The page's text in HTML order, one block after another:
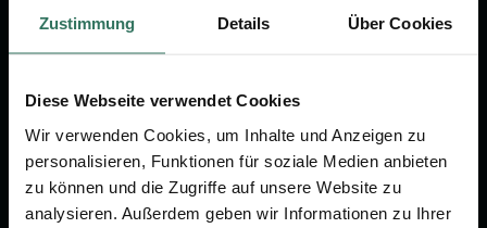
Zustimmung Details Über Cookies
Diese Webseite verwendet Cookies
Wir verwenden Cookies, um Inhalte und Anzeigen zu
personalisieren, Funktionen für soziale Medien anbieten
zu können und die Zugriffe auf unsere Website zu
analysieren. Außerdem geben wir Informationen zu Ihrer
um das Thema Bestattung &
Vorsorge.
Jetzt beraten lassen